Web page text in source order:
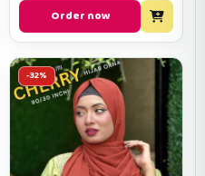
Order now
-32%